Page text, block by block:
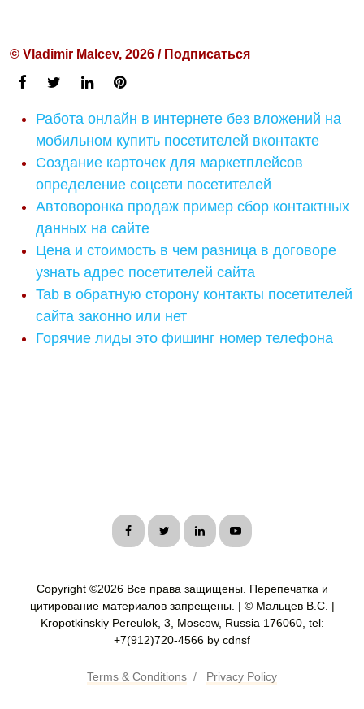
© Vladimir Malcev, 2026 / Подписаться
Работа онлайн в интернете без вложений на
мобильном купить посетителей вконтакте
Создание карточек для маркетплейсов
определение соцсети посетителей
Автоворонка продаж пример сбор контактных
данных на сайте
Цена и стоимость в чем разница в договоре
узнать адрес посетителей сайта
Tab в обратную сторону контакты посетителей
сайта законно или нет
Горячие лиды это фишинг номер телефона
Copyright ©2026 Все права защищены. Перепечатка и
цитирование материалов запрещены. | © Мальцев В.С. |
Kropotkinskiy Pereulok, 3, Moscow, Russia 176060, tel:
+7(912)720-4566 by cdnsf
Terms & Conditions / Privacy Policy